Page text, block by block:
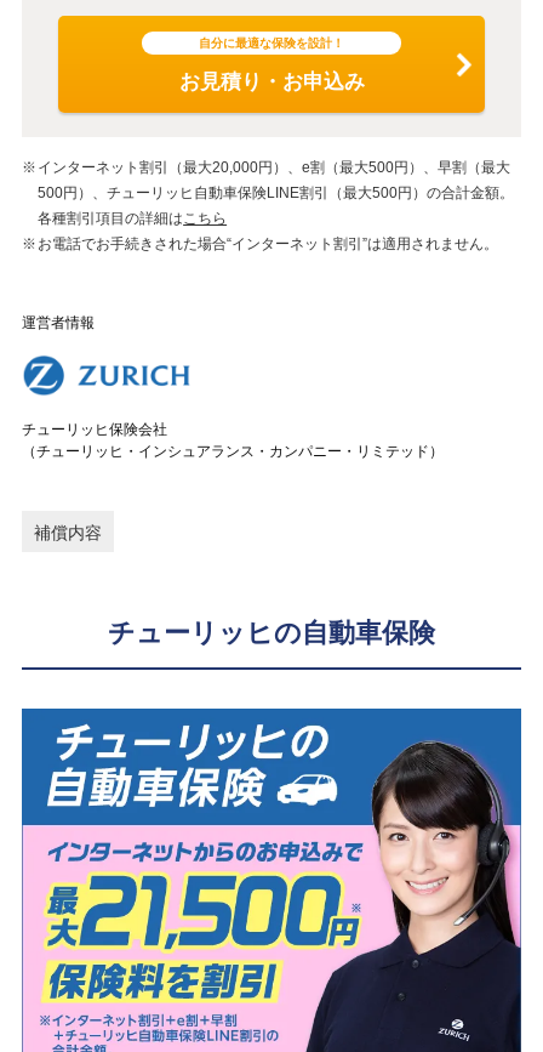
自分に最適な保険を設計！
お見積り・お申込み
インターネット割引（最大20,000円）、e割（最大500円）、早割（最大
500円）、チューリッヒ自動車保険LINE割引（最大500円）の合計金額。
各種割引項目の詳細は こちら
お電話でお手続きされた場合“インターネット割引”は適用されません。
運営者情報
チューリッヒ保険会社
（チューリッヒ・インシュアランス・カンパニー・リミテッド）
補償内容
チューリッヒの自動車保険